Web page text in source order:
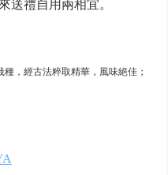
送禮自用兩相宜。
，經古法粹取精華，風味絕佳；